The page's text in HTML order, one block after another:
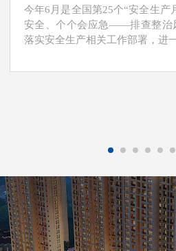
今年6月是全国第25个“安全生产
安全、个个会应急——排查整治
落实安全生产相关工作部署，进